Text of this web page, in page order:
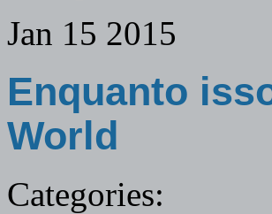
Jan 15 2015
Enquanto
World
Categories: